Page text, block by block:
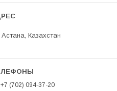
Астана, Казахстан
+7 (702) 094-37-20